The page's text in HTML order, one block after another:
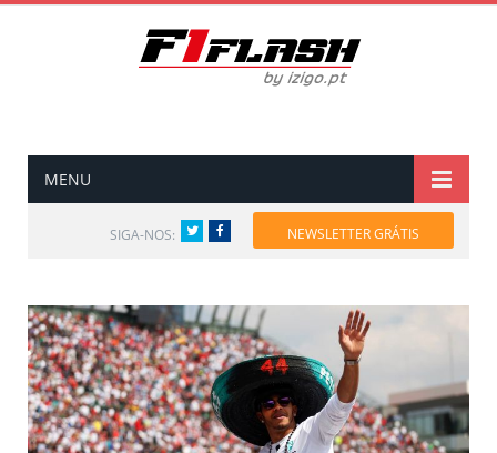
MENU
SIGA-NOS: TwitterFacebook NEWSLETTER GRÁTIS